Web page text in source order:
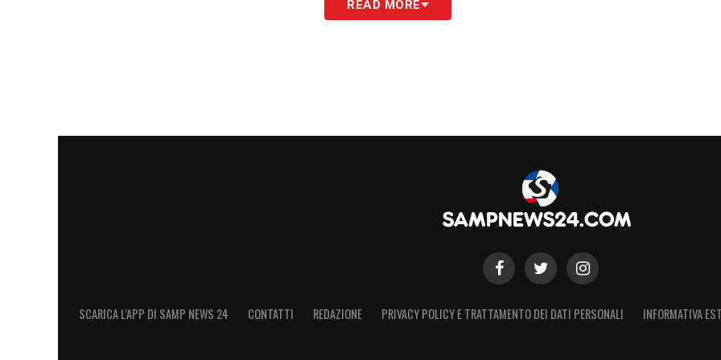
READ MORE
SCARICA L’APP DI SAMP NEWS 24 CONTATTI REDAZIONE PRIVACY POLICY E TRATTAMENTO DEI DATI PERSONALI INFORMATIVA